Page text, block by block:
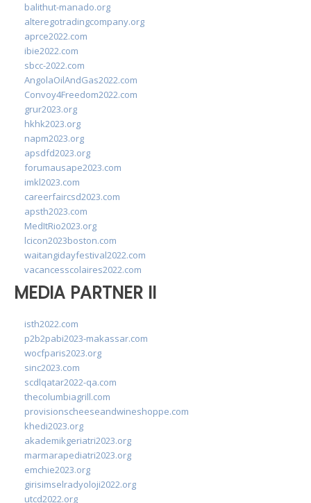
balithut-manado.org
alteregotradingcompany.org
aprce2022.com
ibie2022.com
sbcc-2022.com
AngolaOilAndGas2022.com
Convoy4Freedom2022.com
grur2023.org
hkhk2023.org
napm2023.org
apsdfd2023.org
forumausape2023.com
imkl2023.com
careerfaircsd2023.com
apsth2023.com
MedItRio2023.org
lcicon2023boston.com
waitangidayfestival2022.com
vacancesscolaires2022.com
MEDIA PARTNER II
isth2022.com
p2b2pabi2023-makassar.com
wocfparis2023.org
sinc2023.com
scdlqatar2022-qa.com
thecolumbiagrill.com
provisionscheeseandwineshoppe.com
khedi2023.org
akademikgeriatri2023.org
marmarapediatri2023.org
emchie2023.org
girisimselradyoloji2022.org
utcd2022.org